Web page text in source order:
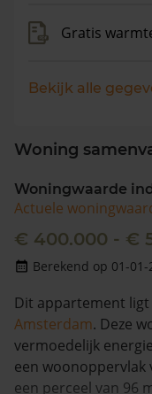
Gratis
Bekijk alle
Woning
Woningwaarde
Actuele
€ 400.000 - €
Berekend op 01-01-
Dit appartement ligt
Amsterdam. Deze
vermoedelijk
een woonoppervlak
een perceel van 96